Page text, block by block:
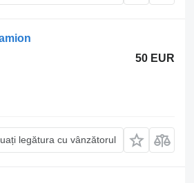
50 EUR
legătura cu vânzătorul